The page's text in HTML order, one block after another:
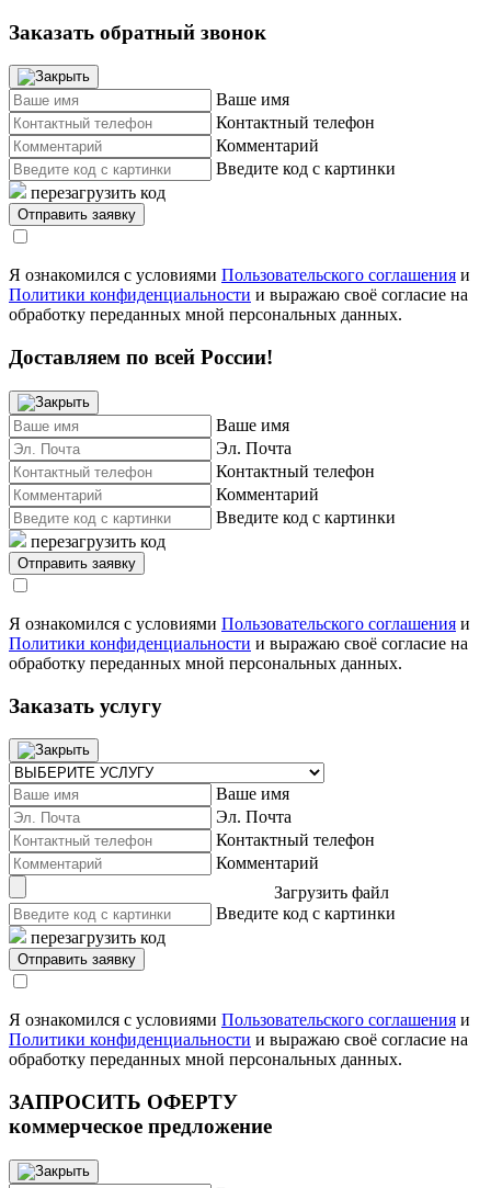
Заказать обратный звонок
Ваше имя
Контактный телефон
Комментарий
Введите код с картинки
перезагрузить код
Я ознакомился с условиями Пользовательского соглашения и
Политики конфиденциальности и выражаю своё согласие на
обработку переданных мной персональных данных.
Доставляем по всей России!
Ваше имя
Эл. Почта
Контактный телефон
Комментарий
Введите код с картинки
перезагрузить код
Я ознакомился с условиями Пользовательского соглашения и
Политики конфиденциальности и выражаю своё согласие на
обработку переданных мной персональных данных.
Заказать услугу
Ваше имя
Эл. Почта
Контактный телефон
Комментарий
Загрузить файл
Введите код с картинки
перезагрузить код
Я ознакомился с условиями Пользовательского соглашения и
Политики конфиденциальности и выражаю своё согласие на
обработку переданных мной персональных данных.
ЗАПРОСИТЬ ОФЕРТУ
коммерческое предложение